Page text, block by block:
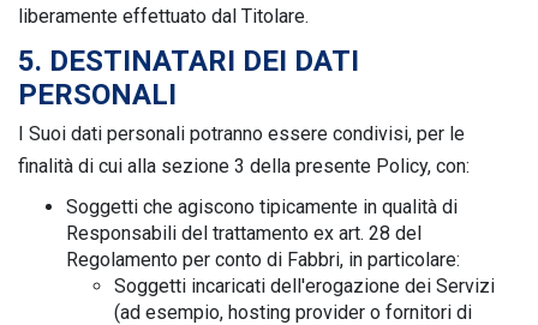
liberamente effettuato dal Titolare.
5. DESTINATARI DEI DATI
PERSONALI
I Suoi dati personali potranno essere condivisi, per le
finalità di cui alla sezione 3 della presente Policy, con:
Soggetti che agiscono tipicamente in qualità di
Responsabili del trattamento ex art. 28 del
Regolamento per conto di Fabbri, in particolare:
Soggetti incaricati dell'erogazione dei Servizi
(ad esempio, hosting provider o fornitori di